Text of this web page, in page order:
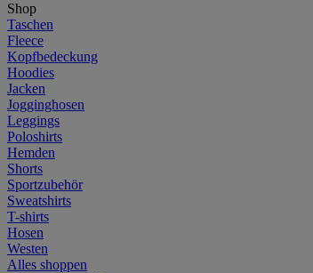
Shop
Taschen
Fleece
Kopfbedeckung
Hoodies
Jacken
Jogginghosen
Leggings
Poloshirts
Hemden
Shorts
Sportzubehör
Sweatshirts
T-shirts
Hosen
Westen
Alles shoppen